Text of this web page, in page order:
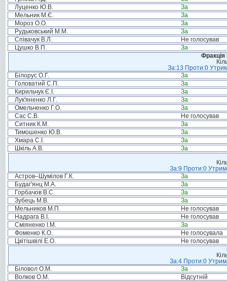
Луценко Ю.В.
За
Мельник М.Є.
За
Мороз О.О.
За
Рудьковський М.М.
За
Співачук В.Л.
Не голосував
Цушко В.П.
За
За:13 Проти:0
Білорус О.Г.
За
Головатий С.П.
За
Кирильчук Є.І.
За
Лук'яненко Л.Г.
За
Омельченко Г.О.
За
Сас С.В.
Не голосував
Ситник К.М.
За
Тимошенко Ю.В.
За
Хмара С.І.
За
Шкіль А.В.
За
За:9 Проти:0
Астров–Шумілов Г.К.
За
Будаг'янц М.А.
За
Горбачов В.С.
За
Зубець М.В.
За
Мельников М.П.
Не голосував
Надрага В.І.
Не голосував
Сміяненко І.М.
За
Фоменко К.О.
Не голосувала
Цкітішвілі Е.О.
Не голосував
За:4 Проти:0
Біловол О.М.
За
Волков О.М.
Відсутній